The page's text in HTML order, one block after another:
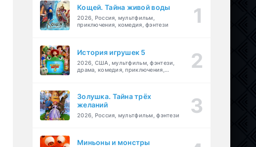
Кощей. Тайна живой воды
2026, Россия, мультфильм,
приключения, комедия, фэнтези
История игрушек 5
2026, США, мультфильм, фэнтези,
драма, комедия, приключения,
Золушка. Тайна трёх
желаний
2026, Россия, мультфильм, фэнтези
Миньоны и монстры